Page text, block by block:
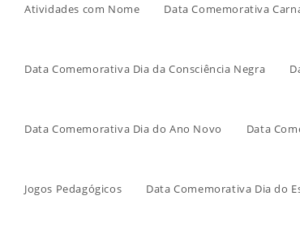
Atividades com Nome Data Comemorativa
Data Comemorativa Dia da Consciência Negra
Data Comemorativa Dia do Ano Novo Data
Jogos Pedagógicos Data Comemorativa Dia do